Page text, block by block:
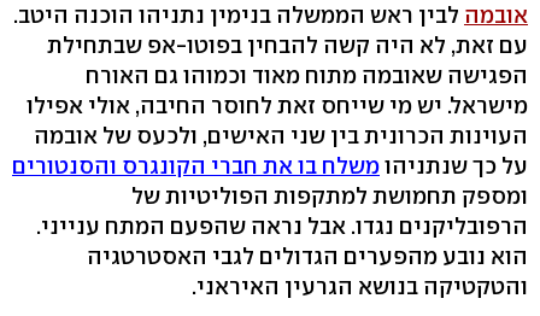
אובמה לבין ראש הממשלה בנימין נתניהו הוכנה היטב.
עם זאת, לא היה קשה להבחין בפוטו-אפ שבתחילת
הפגישה שאובמה מתוח מאוד וכמוהו גם האורח
מישראל. יש מי שייחס זאת לחוסר החיבה, אולי אפילו
העוינות הכרונית בין שני האישים, ולכעס של אובמה
על כך שנתניהומשלח בו את חברי הקונגרס והסנטורים
ומספק תחמושת למתקפות הפוליטיות של
הרפובליקנים נגדו. אבל נראה שהפעם המתח ענייני.
הוא נובע מהפערים הגדולים לגבי האסטרטגיה
והטקטיקה בנושא הגרעין האיראני.